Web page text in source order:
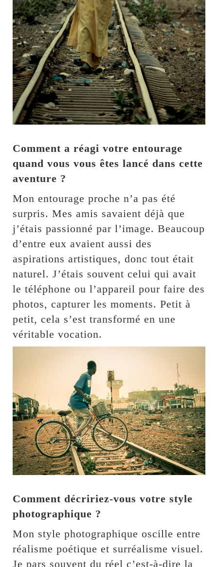
Comment a réagi votre entourage
quand vous vous êtes lancé dans cette
aventure ?
Mon entourage proche n’a pas été
surpris. Mes amis savaient déjà que
j’étais passionné par l’image. Beaucoup
d’entre eux avaient aussi des
aspirations artistiques, donc tout était
naturel. J’étais souvent celui qui avait
le téléphone ou l’appareil pour faire des
photos, capturer les moments. Petit à
petit, cela s’est transformé en une
véritable vocation.
Comment décririez-vous votre style
photographique ?
Mon style photographique oscille entre
réalisme poétique et surréalisme visuel.
Je pars souvent du réel c’est-à-dire la